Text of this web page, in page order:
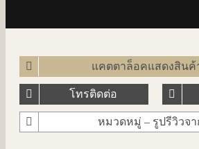
ติ
แคตตาล็อคแสดงสินค้
โทรติดต่อ
หมวดหมู่ – รูปรีวิวจ